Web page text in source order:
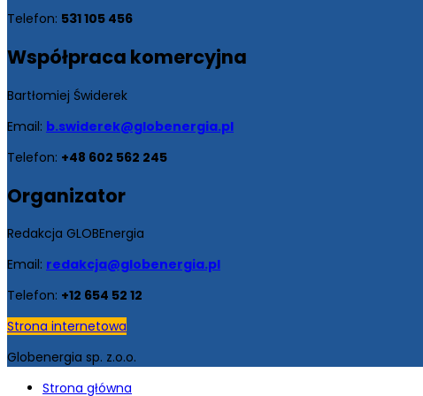
Telefon: 531 105 456
Współpraca komercyjna
Bartłomiej Świderek
Email: b.swiderek@globenergia.pl
Telefon: +48 602 562 245
Organizator
Redakcja GLOBEnergia
Email: redakcja@globenergia.pl
Telefon: +12 654 52 12
Strona internetowa
Globenergia sp. z.o.o.
Strona główna